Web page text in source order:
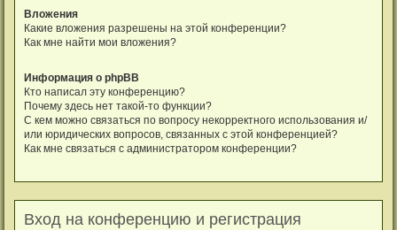
Вложения
Какие вложения разрешены на этой конференции?
Как мне найти мои вложения?
Информация о phpBB
Кто написал эту конференцию?
Почему здесь нет такой-то функции?
С кем можно связаться по вопросу некорректного использования и/
или юридических вопросов, связанных с этой конференцией?
Как мне связаться с администратором конференции?
Вход на конференцию и регистрация